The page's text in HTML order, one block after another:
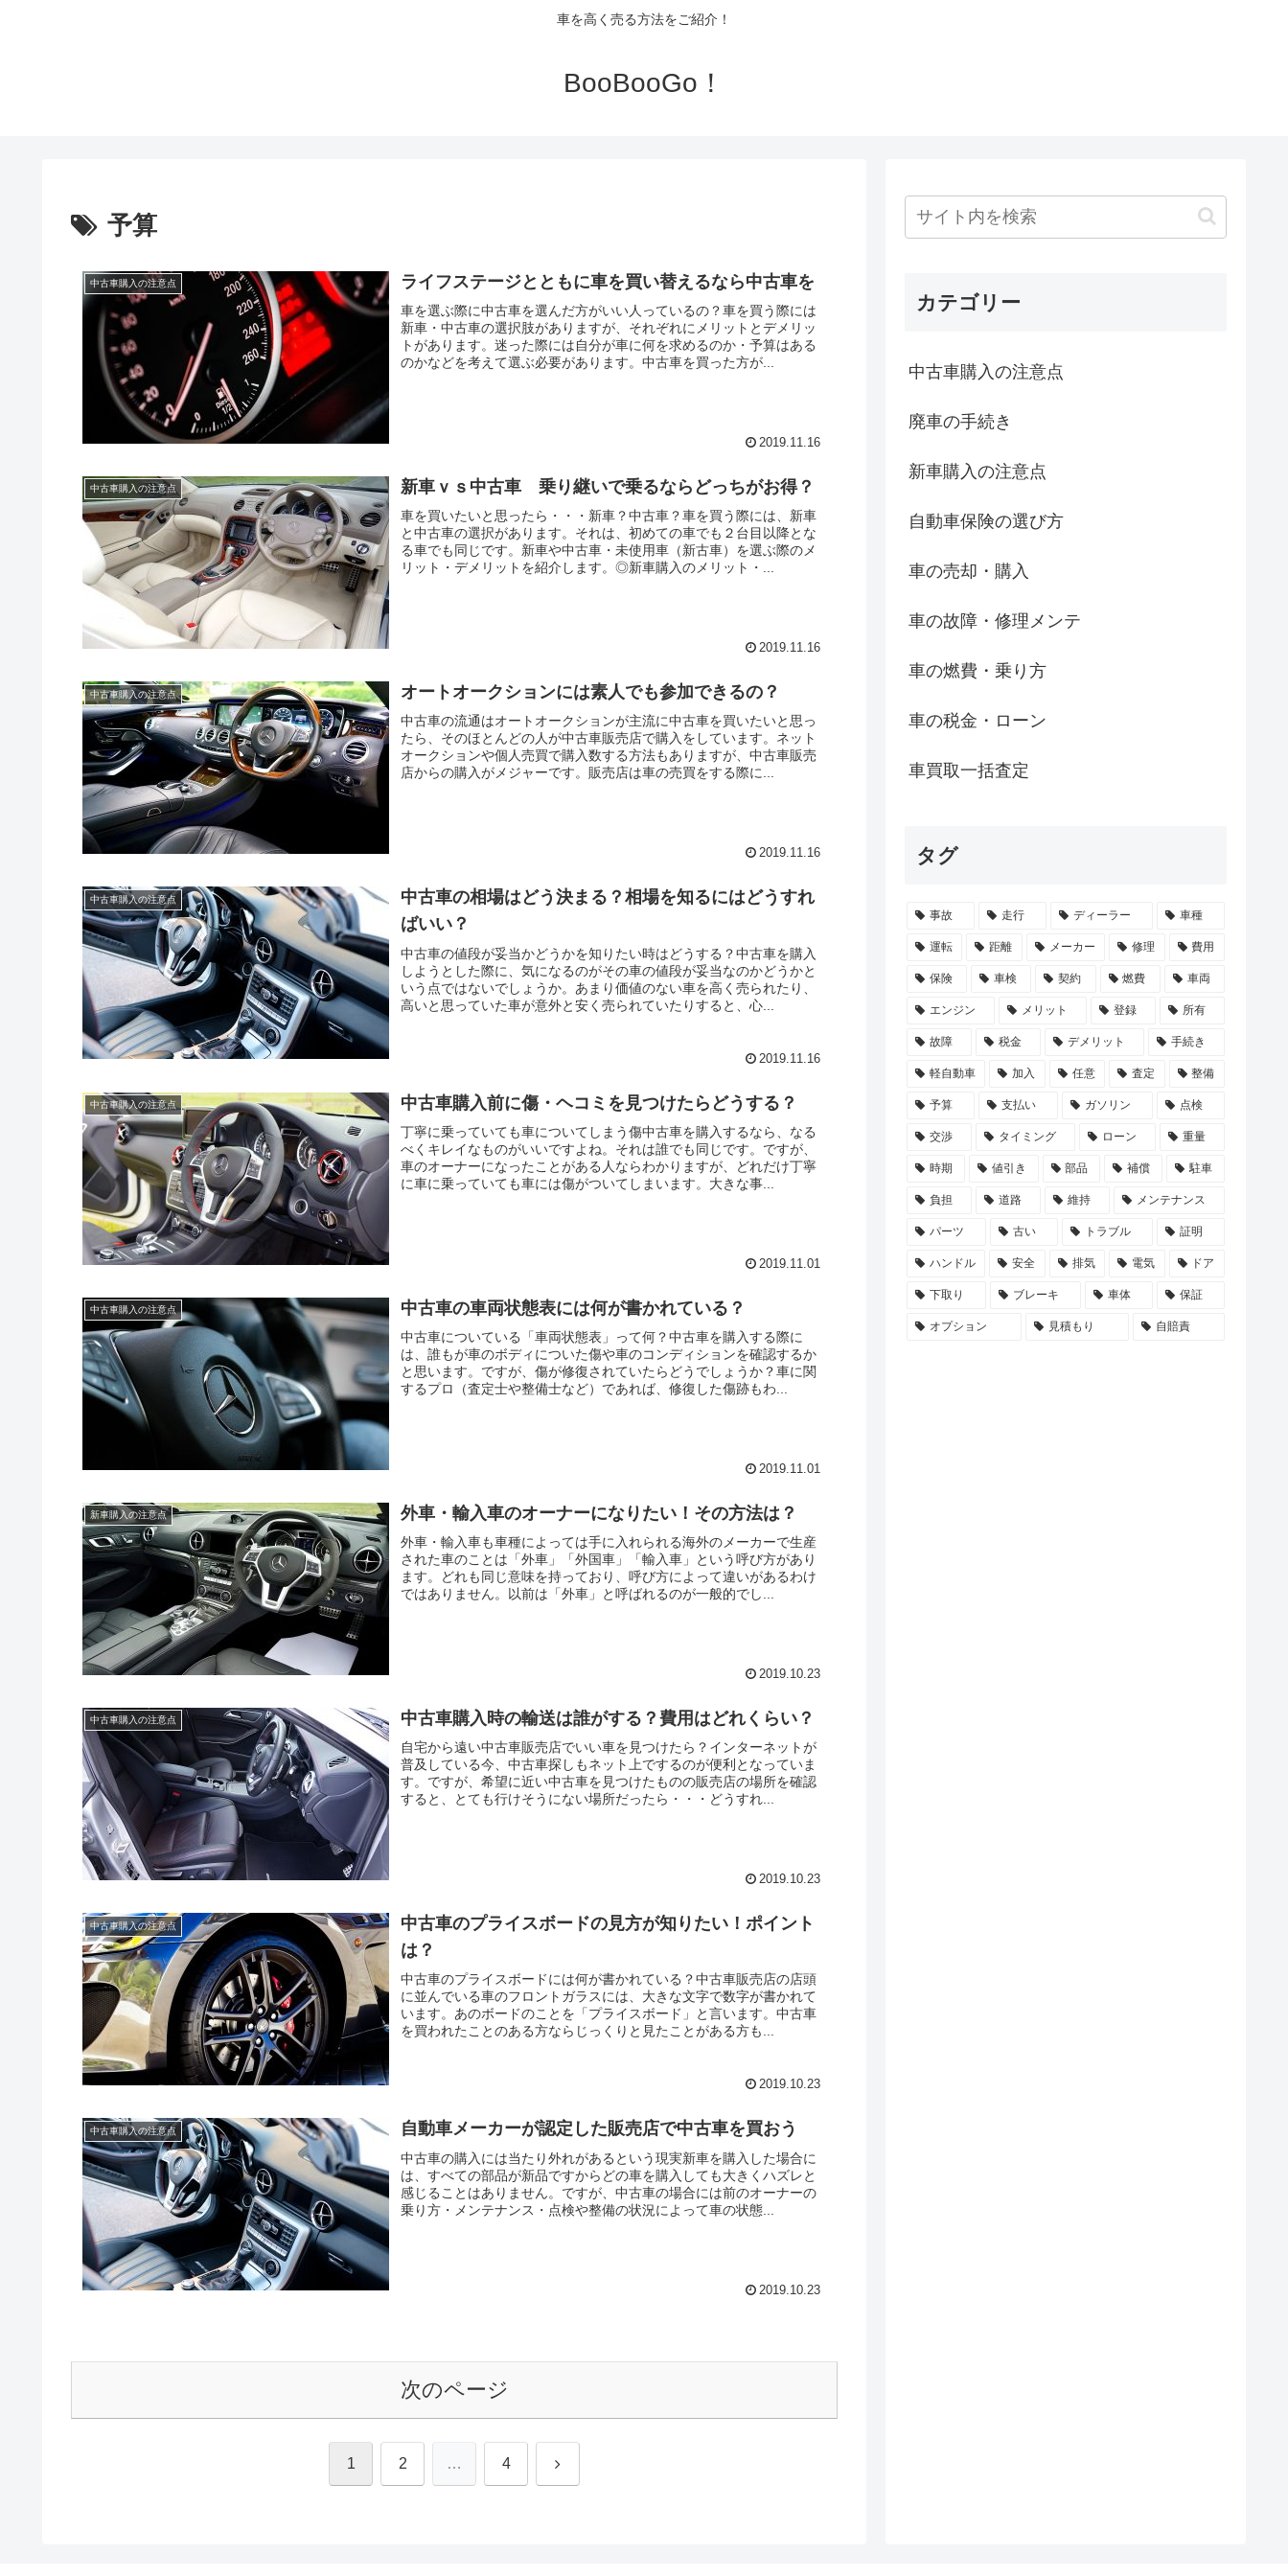
車を高く売る方法をご紹介！
BooBooGo！
予算
中古車購入の注意点 ライフステージとともに車を買い替えるなら中古車を
車を選ぶ際に中古車を選んだ方がいい人っているの？車を買う際には
新車・中古車の選択肢がありますが、それぞれにメリットとデメリッ
トがあります。迷った際には自分が車に何を求めるのか・予算はある
のかなどを考えて選ぶ必要があります。中古車を買った方が...
2019.11.16
中古車購入の注意点 新車ｖｓ中古車 乗り継いで乗るならどっちがお得？
車を買いたいと思ったら・・・新車？中古車？車を買う際には、新車
と中古車の選択があります。それは、初めての車でも２台目以降とな
る車でも同じです。新車や中古車・未使用車（新古車）を選ぶ際のメ
リット・デメリットを紹介します。◎新車購入のメリット・...
2019.11.16
中古車購入の注意点 オートオークションには素人でも参加できるの？
中古車の流通はオートオークションが主流に中古車を買いたいと思っ
たら、そのほとんどの人が中古車販売店で購入をしています。ネット
オークションや個人売買で購入数する方法もありますが、中古車販売
店からの購入がメジャーです。販売店は車の売買をする際に...
2019.11.16
中古車購入の注意点
中古車の相場はどう決まる？相場を知るにはどうすれ
ばいい？
中古車の値段が妥当かどうかを知りたい時はどうする？中古車を購入
しようとした際に、気になるのがその車の値段が妥当なのかどうかと
いう点ではないでしょうか。あまり価値のない車を高く売られたり、
高いと思っていた車が意外と安く売られていたりすると、心...
2019.11.16
中古車購入の注意点 中古車購入前に傷・ヘコミを見つけたらどうする？
丁寧に乗っていても車についてしまう傷中古車を購入するなら、なる
べくキレイなものがいいですよね。それは誰でも同じです。ですが、
車のオーナーになったことがある人ならわかりますが、どれだけ丁寧
に車に乗っていても車には傷がついてしまいます。大きな事...
2019.11.01
中古車購入の注意点 中古車の車両状態表には何が書かれている？
中古車についている「車両状態表」って何？中古車を購入する際に
は、誰もが車のボディについた傷や車のコンディションを確認するか
と思います。ですが、傷が修復されていたらどうでしょうか？車に関
するプロ（査定士や整備士など）であれば、修復した傷跡もわ...
2019.11.01
新車購入の注意点 外車・輸入車のオーナーになりたい！その方法は？
外車・輸入車も車種によっては手に入れられる海外のメーカーで生産
された車のことは「外車」「外国車」「輸入車」という呼び方があり
ます。どれも同じ意味を持っており、呼び方によって違いがあるわけ
ではありません。以前は「外車」と呼ばれるのが一般的でし...
2019.10.23
中古車購入の注意点 中古車購入時の輸送は誰がする？費用はどれくらい？
自宅から遠い中古車販売店でいい車を見つけたら？インターネットが
普及している今、中古車探しもネット上でするのが便利となっていま
す。ですが、希望に近い中古車を見つけたものの販売店の場所を確認
すると、とても行けそうにない場所だったら・・・どうすれ...
2019.10.23
中古車購入の注意点
中古車のプライスボードの見方が知りたい！ポイント
は？
中古車のプライスボードには何が書かれている？中古車販売店の店頭
に並んでいる車のフロントガラスには、大きな文字で数字が書かれて
います。あのボードのことを「プライスボード」と言います。中古車
を買われたことのある方ならじっくりと見たことがある方も...
2019.10.23
中古車購入の注意点 自動車メーカーが認定した販売店で中古車を買おう
中古車の購入には当たり外れがあるという現実新車を購入した場合に
は、すべての部品が新品ですからどの車を購入しても大きくハズレと
感じることはありません。ですが、中古車の場合には前のオーナーの
乗り方・メンテナンス・点検や整備の状況によって車の状態...
2019.10.23
次のページ
1 2 … 4 次
カテゴリー
中古車購入の注意点
廃車の手続き
新車購入の注意点
自動車保険の選び方
車の売却・購入
車の故障・修理メンテ
車の燃費・乗り方
車の税金・ローン
車買取一括査定
タグ
事故 走行 ディーラー 車種
運転 距離 メーカー 修理 費用
保険 車検 契約 燃費 車両
エンジン メリット 登録 所有
故障 税金 デメリット 手続き
軽自動車 加入 任意 査定 整備
予算 支払い ガソリン 点検
交渉 タイミング ローン 重量
時期 値引き 部品 補償 駐車
負担 道路 維持 メンテナンス
パーツ 古い トラブル 証明
ハンドル 安全 排気 電気 ドア
下取り ブレーキ 車体 保証
オプション 見積もり 自賠責